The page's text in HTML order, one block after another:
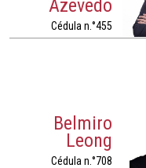
Azevedo
Cédula n.°455
Belmiro
Leong
Cédula n.°708